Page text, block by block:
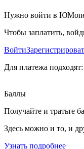
Нужно войти в
Чтобы заплатить,
Войти
Для платежа подходят:
Баллы
Получайте и тратьте
Здесь можно и то, и
Узнать подробнее